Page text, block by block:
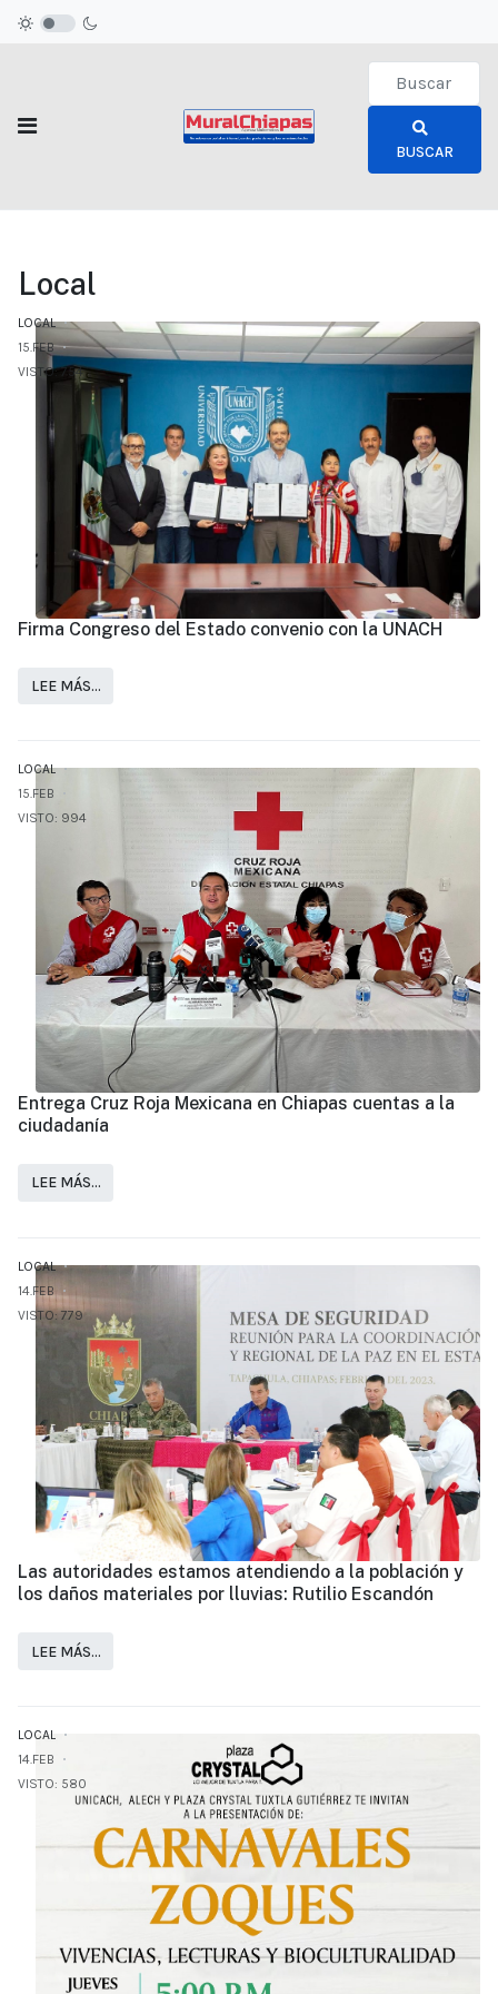
Type 2 or
BUSCAR
Local
LOCAL
15.FEB
VISTO: 754
Firma Congreso del Estado convenio con la UNACH
LEE MÁS…
LOCAL
15.FEB
VISTO: 994
Entrega Cruz Roja Mexicana en Chiapas cuentas a la
ciudadanía
LEE MÁS…
LOCAL
14.FEB
VISTO: 779
Las autoridades estamos atendiendo a la población y
los daños materiales por lluvias: Rutilio Escandón
LEE MÁS…
LOCAL
14.FEB
VISTO: 580